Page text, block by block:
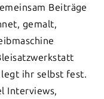
Beiträge
gemalt,
ihr selbst fest.
Interviews,